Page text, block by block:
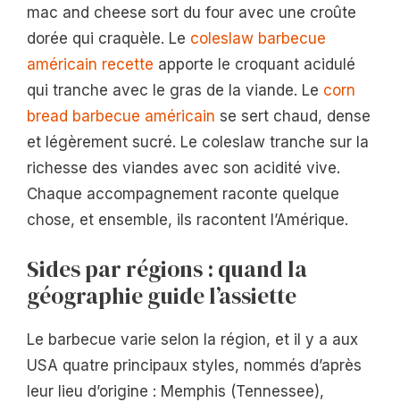
mac and cheese sort du four avec une croûte
dorée qui craquèle. Le coleslaw barbecue
américain recette apporte le croquant acidulé
qui tranche avec le gras de la viande. Le corn
bread barbecue américain se sert chaud, dense
et légèrement sucré. Le coleslaw tranche sur la
richesse des viandes avec son acidité vive.
Chaque accompagnement raconte quelque
chose, et ensemble, ils racontent l’Amérique.
Sides par régions : quand la
géographie guide l’assiette
Le barbecue varie selon la région, et il y a aux
USA quatre principaux styles, nommés d’après
leur lieu d’origine : Memphis (Tennessee),